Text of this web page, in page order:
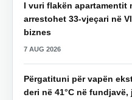
I vuri flakën apartamentit
arrestohet 33-vjeçari në
biznes
7 AUG 2026
Përgatituni për vapën
deri në 41°C në